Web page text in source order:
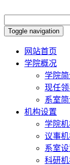
Toggle navigation
网站首页
学院概况
学院
现任
系室
机构设置
学院
议事
系室
科研